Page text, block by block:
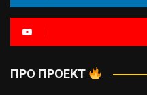
ПРО ПРОЕКТ